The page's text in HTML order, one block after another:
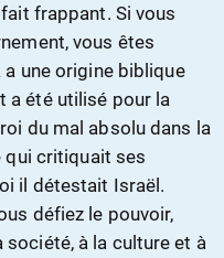
frappant. Si vous
vous êtes
une origine biblique
a été utilisé pour la
du mal absolu dans la
qui critiquait ses
il détestait Israël.
défiez le pouvoir,
à la culture et à